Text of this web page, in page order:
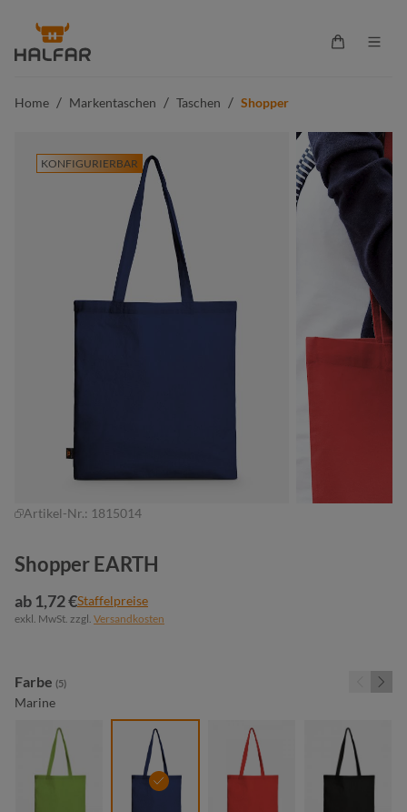
springen
Home / Markentaschen / Taschen / Shopper
KONFIGURIERBAR
Artikel-Nr.: 1815014
Shopper EARTH
ab 1,72 €Staffelpreise
exkl. MwSt. zzgl. Versandkosten
Farbe auswählen
(5)
Marine
marine